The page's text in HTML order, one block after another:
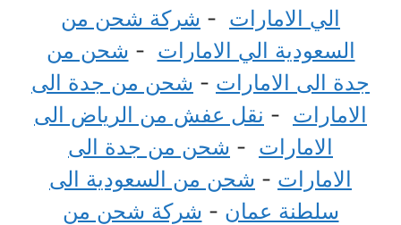
الي الامارات - شركة شحن من
السعودية الي الامارات - شحن من
جدة الى الامارات - شحن من جدة الى
الامارات - نقل عفش من الرياض الى
الامارات - شحن من جدة الى
الامارات - شحن من السعودية الى
سلطنة عمان - شركة شحن من